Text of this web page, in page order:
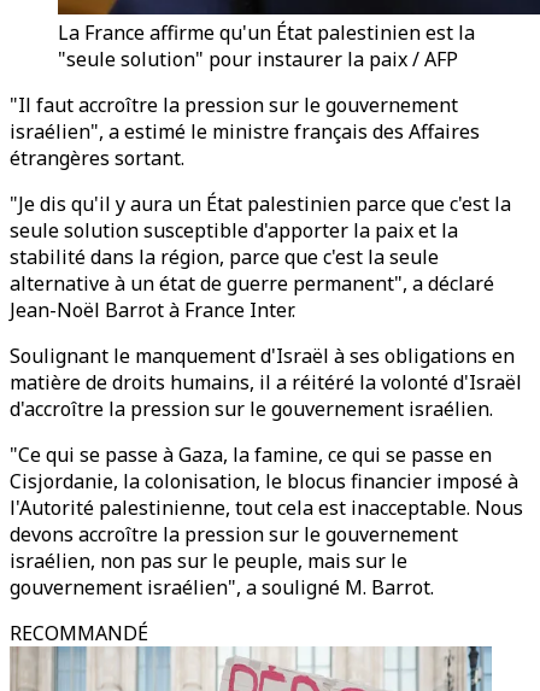
La France affirme qu'un État palestinien est la
"seule solution" pour instaurer la paix / AFP
"Il faut accroître la pression sur le gouvernement
israélien", a estimé le ministre français des Affaires
étrangères sortant.
"Je dis qu'il y aura un État palestinien parce que c'est la
seule solution susceptible d'apporter la paix et la
stabilité dans la région, parce que c'est la seule
alternative à un état de guerre permanent", a déclaré
Jean-Noël Barrot à France Inter.
Soulignant le manquement d'Israël à ses obligations en
matière de droits humains, il a réitéré la volonté d'Israël
d'accroître la pression sur le gouvernement israélien.
"Ce qui se passe à Gaza, la famine, ce qui se passe en
Cisjordanie, la colonisation, le blocus financier imposé à
l'Autorité palestinienne, tout cela est inacceptable. Nous
devons accroître la pression sur le gouvernement
israélien, non pas sur le peuple, mais sur le
gouvernement israélien", a souligné M. Barrot.
RECOMMANDÉ